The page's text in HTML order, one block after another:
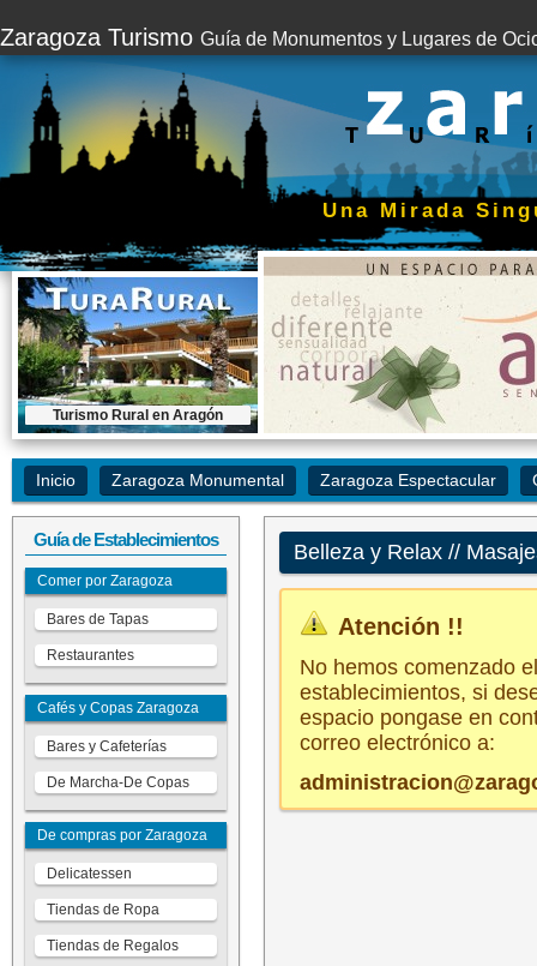
Zaragoza Turismo Guía de Monumentos y Lugares de
Una Mirada
Turismo Rural en Aragón
Contratar este espacio...
Inicio Zaragoza Monumental Zaragoza Espectacular
Guía de Establecimientos
Comer por Zaragoza
Bares de Tapas
Restaurantes
Cafés y Copas Zaragoza
Bares y Cafeterías
De Marcha-De Copas
De compras por Zaragoza
Delicatessen
Tiendas de Ropa
Tiendas de Regalos
Belleza y Relax //
Atención !!
No hemos comenzado
establecimientos, si
espacio pongase en
correo electrónico a: